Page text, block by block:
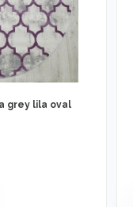
grey lila oval